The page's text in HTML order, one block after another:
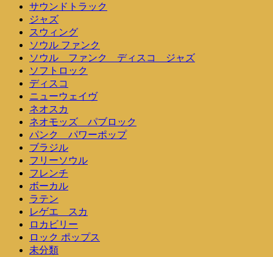
サウンドトラック
ジャズ
スウィング
ソウル ファンク
ソウル ファンク ディスコ ジャズ
ソフトロック
ディスコ
ニューウェイヴ
ネオスカ
ネオモッズ パブロック
パンク パワーポップ
ブラジル
フリーソウル
フレンチ
ボーカル
ラテン
レゲエ スカ
ロカビリー
ロック ポップス
未分類